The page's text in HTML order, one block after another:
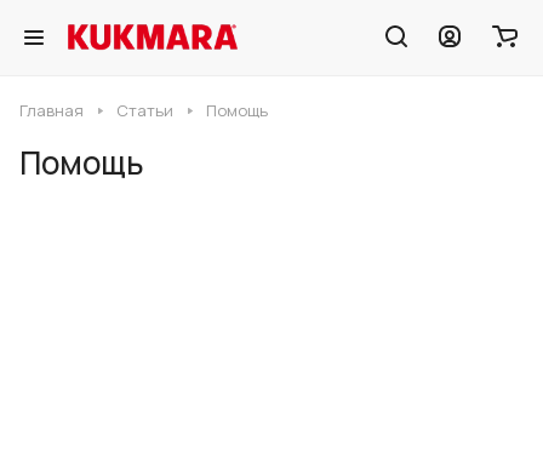
Главная Статьи Помощь
Помощь